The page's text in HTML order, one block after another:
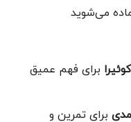
می‌شوید
برای فهم عمیق
برای تمرین و